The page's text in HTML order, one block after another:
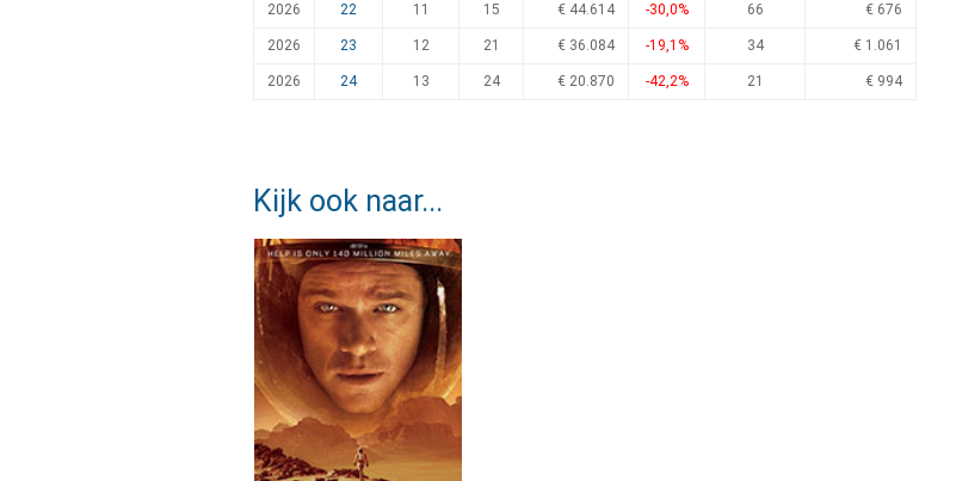
2026 22 11 15 € 44.614 -30,0% 66 € 676
2026 23 12 21 € 36.084 -19,1% 34 € 1.061
2026 24 13 24 € 20.870 -42,2% 21 € 994
Kijk ook naar...